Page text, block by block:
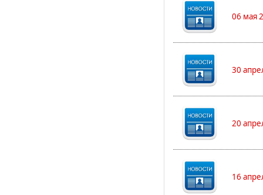
06 мая
30
20
16